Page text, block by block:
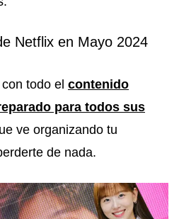
Netflix en Mayo 2024
todo el contenido
para todos sus
ve organizando tu
de nada.